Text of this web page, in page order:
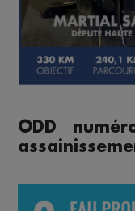
ODD